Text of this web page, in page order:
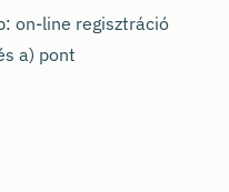
on-line regisztráció
a) pont